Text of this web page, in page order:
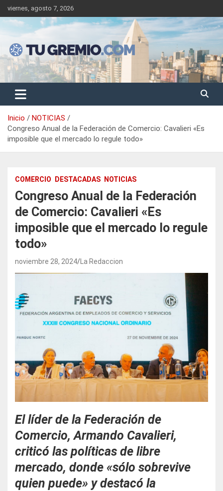
Saltar
al
contenido
viernes, agosto 7, 2026
Tu Gremio
Sitio de noticias gremiales – laborales
Inicio
NOTICIAS
Congreso Anual de la Federación de Comercio: Cavalieri «Es
imposible que el mercado lo regule todo»
COMERCIO DESTACADAS NOTICIAS
Congreso Anual de la Federación
de Comercio: Cavalieri «Es
imposible que el mercado lo regule
todo»
noviembre 28, 2024 La Redaccion
El líder de la Federación de
Comercio, Armando Cavalieri,
criticó las políticas de libre
mercado, donde «sólo sobrevive
quien puede» y destacó la